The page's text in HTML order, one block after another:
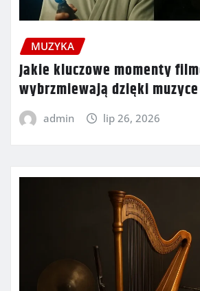
MUZYKA
Jakie kluczowe momenty
wybrzmiewają dzięki
admin lip 26, 2026